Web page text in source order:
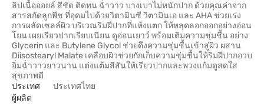
ลิปเนื้อออยล์ สีชัด ติดทน ฉ่ำวาว บางเบาไม่หนักปาก ด้วยคุณค่าจาก
สารสกัดลูกพีช ที่อุดมไปด้วยวิตามินซี วิตามินเอ และ AHA ช่วยเร่ง
การผลัดเซลล์ผิว บริเวณริมฝีปากที่แห้งแตก ให้หลุดลอกออกอย่างอ่อน
โยน เผยเรียวปากเรียบเนียน ดูอ่อนเยาว์ พร้อมเติมความชุ่มชื้น อย่าง
Glycerin และ Butylene Glycol ช่วยดึงความชุ่มชื้นเข้าสู่ผิว ผสาน
Diisostearyl Malate เคลือบผิวช่วยกักเก็บความชุ่มชื้นให้ริมฝีปากอวบ
อิ่มฉ่ำวาวยาวนาน แต่งแต้มสีสันให้เรียวปากและพวงแก้มดูสดใส
สุขภาพดี
ประเทศ
ผู้ผลิต
ประเทศไทย